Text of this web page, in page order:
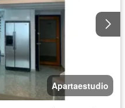
Apartaestudio